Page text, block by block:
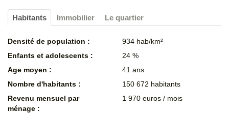
Habitants Immobilier Le quartier
Densité de population :
934 hab/km²
Enfants et adolescents :
24 %
Age moyen :
41 ans
Nombre d'habitants :
150 672 habitants
Revenu mensuel par
ménage :
1 970 euros / mois